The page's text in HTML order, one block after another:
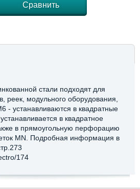
Сравнить
стали подходят для
реек, модульного оборудования,
- устанавливаются в квадратные
в квадратное
в прямоугольную перфорацию
MN. Подробная информация в
174